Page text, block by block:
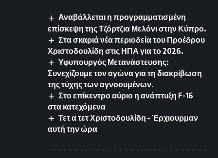
Αναβάλλεται η προγραμματισμένη
επίσκεψη της Τζόρτζια Μελόνι στην Κύπρο.
Στα σκαριά νέα περιοδεία του Προέδρου
Χριστοδουλίδη στις ΗΠΑ για το 2026.
Υφυπουργός Μετανάστευσης:
Συνεχίζουμε τον αγώνα για τη διακρίβωση
της τύχης των αγνοουμένων.
Στο επίκεντρο αύριο η ανάπτυξη F-16
στα κατεχόμενα
Τετ α τετ Χριστοδουλίδη – Έρχιουρμαν
αυτή την ώρα